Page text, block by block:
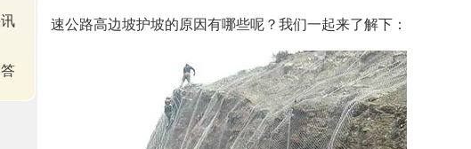
速公路高边坡护坡的原因有哪些呢？我们一起来了解下：